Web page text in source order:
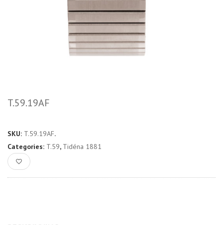
T.59.19AF
SKU: T.59.19AF.
Categories: T.59, Tidéna 1881